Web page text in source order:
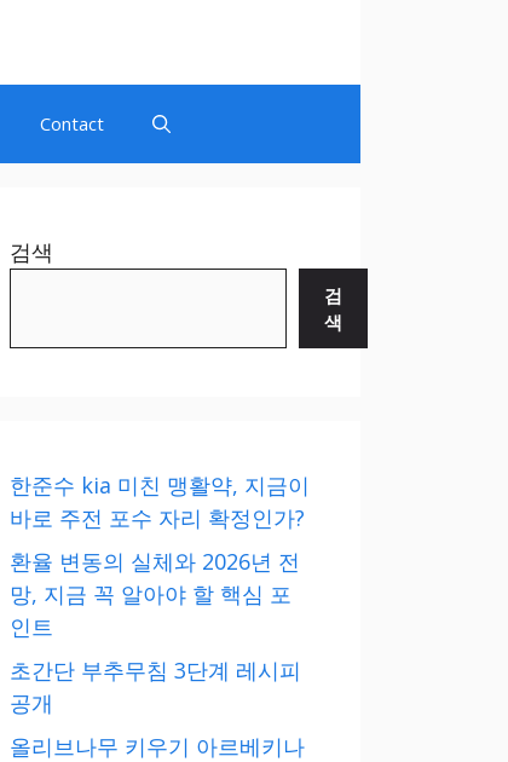
Contact
검색
검
색
한준수 kia 미친 맹활약, 지금이
바로 주전 포수 자리 확정인가?
환율 변동의 실체와 2026년 전
망, 지금 꼭 알아야 할 핵심 포
인트
초간단 부추무침 3단계 레시피
공개
올리브나무 키우기 아르베키나